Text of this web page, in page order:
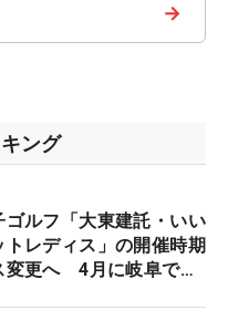
→
ング
ゴルフ「大東建託・いい
トレディス」の開催時期
変更へ 4月に岐阜で開